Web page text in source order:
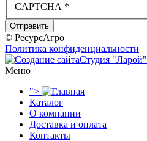
CAPTCHA *
Отправить
© РесурсАгро
Политика конфиденциальности
Студия "Ларой"
Меню
">
Каталог
О компании
Доставка и оплата
Контакты